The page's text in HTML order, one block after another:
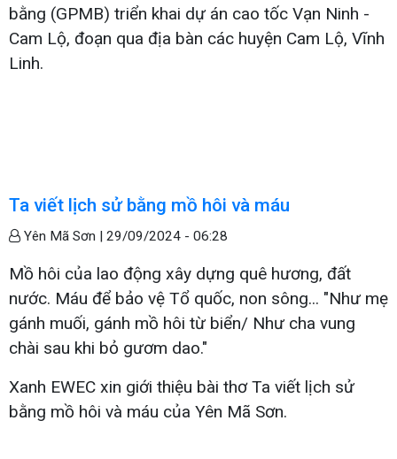
bằng (GPMB) triển khai dự án cao tốc Vạn Ninh -
Cam Lộ, đoạn qua địa bàn các huyện Cam Lộ, Vĩnh
Linh.
Ta viết lịch sử bằng mồ hôi và máu
Yên Mã Sơn | 29/09/2024 - 06:28
Mồ hôi của lao động xây dựng quê hương, đất
nước. Máu để bảo vệ Tổ quốc, non sông... "Như mẹ
gánh muối, gánh mồ hôi từ biển/ Như cha vung
chài sau khi bỏ gươm dao."
Xanh EWEC xin giới thiệu bài thơ Ta viết lịch sử
bằng mồ hôi và máu của Yên Mã Sơn.